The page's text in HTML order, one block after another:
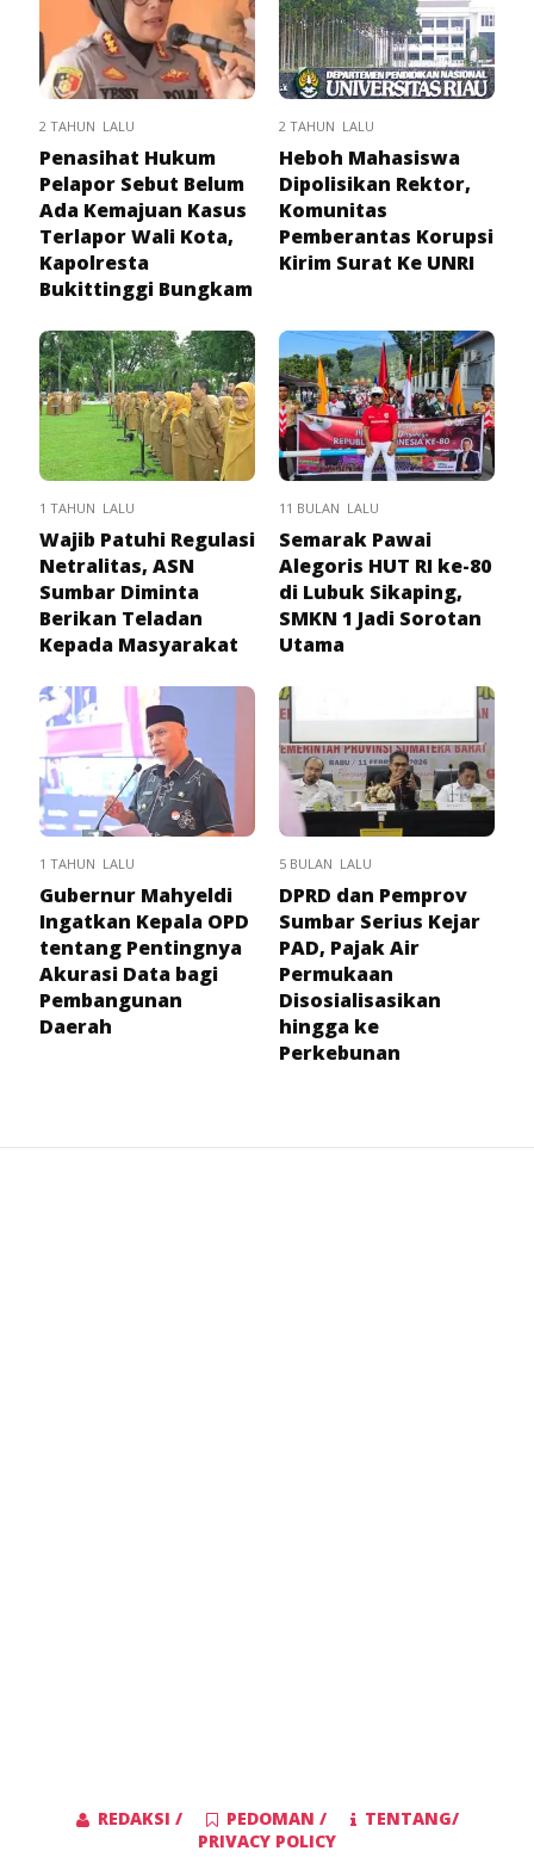
2 TAHUN LALU
Penasihat Hukum
Pelapor Sebut Belum
Ada Kemajuan Kasus
Terlapor Wali Kota,
Kapolresta
Bukittinggi Bungkam
2 TAHUN LALU
Heboh Mahasiswa
Dipolisikan Rektor,
Komunitas
Pemberantas Korupsi
Kirim Surat Ke UNRI
1 TAHUN LALU
Wajib Patuhi Regulasi
Netralitas, ASN
Sumbar Diminta
Berikan Teladan
Kepada Masyarakat
11 BULAN LALU
Semarak Pawai
Alegoris HUT RI ke-80
di Lubuk Sikaping,
SMKN 1 Jadi Sorotan
Utama
1 TAHUN LALU
Gubernur Mahyeldi
Ingatkan Kepala OPD
tentang Pentingnya
Akurasi Data bagi
Pembangunan
Daerah
5 BULAN LALU
DPRD dan Pemprov
Sumbar Serius Kejar
PAD, Pajak Air
Permukaan
Disosialisasikan
hingga ke
Perkebunan
REDAKSI / PEDOMAN /
TENTANG/
PRIVACY POLICY